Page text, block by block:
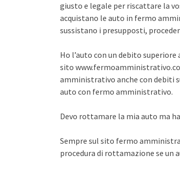
giusto e legale per riscattare la
acquistano le auto in fermo
sussistano i presupposti,
Ho l’auto con un debito
sito
amministrativo anche con debiti
auto con fermo amministrativo.
Devo rottamare la mia auto ma
Sempre sul sito fermo
procedura di rottamazione se